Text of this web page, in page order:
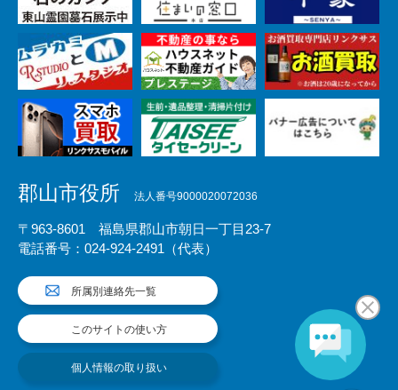
郡山市役所 法人番号9000020072036
〒963-8601 福島県郡山市朝日一丁目23-7
電話番号：024-924-2491（代表）
所属別連絡先一覧
このサイトの使い方
個人情報の取り扱い